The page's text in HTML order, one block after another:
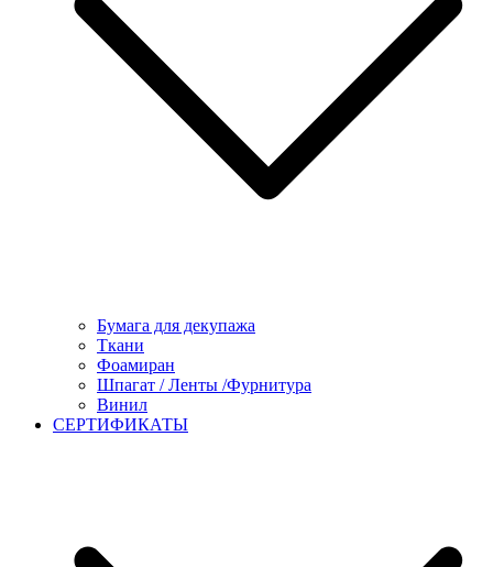
Бумага для декупажа
Ткани
Фоамиран
Шпагат / Ленты /Фурнитура
Винил
СЕРТИФИКАТЫ